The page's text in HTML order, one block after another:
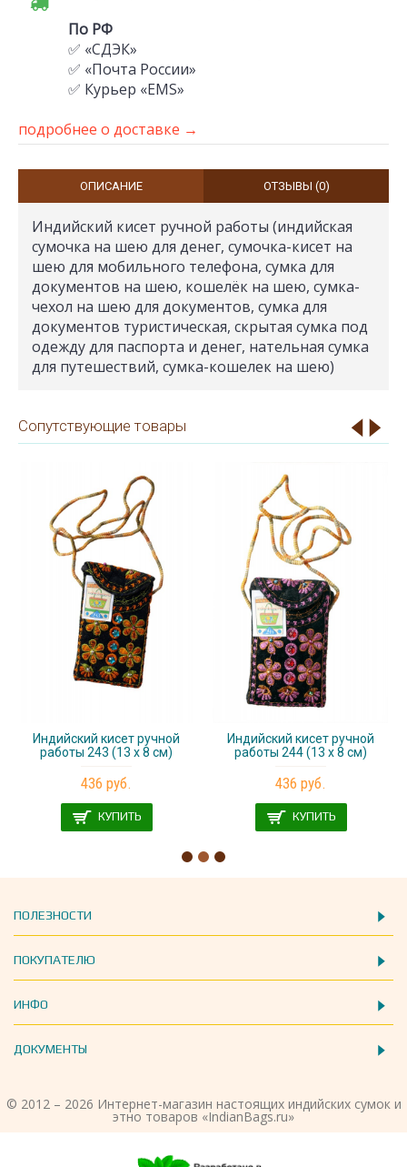
По РФ
✅ «СДЭК»
✅ «Почта России»
✅ Курьер «EMS»
подробнее о доставке →
ОПИСАНИЕ ОТЗЫВЫ (0)
Индийский кисет ручной работы (индийская
сумочка на шею для денег, сумочка-кисет на
шею для мобильного телефона, сумка для
документов на шею, кошелёк на шею, сумка-
чехол на шею для документов, сумка для
документов туристическая, скрытая сумка под
одежду для паспорта и денег, нательная сумка
для путешествий, сумка-кошелек на шею)
Сопутствующие товары
Индийский кисет ручной
работы 243 (13 x 8 см)
436 руб.
КУПИТЬ
Индийский кисет ручной
работы 244 (13 x 8 см)
436 руб.
КУПИТЬ
ПОЛЕЗНОСТИ
ПОКУПАТЕЛЮ
ИНФО
ДОКУМЕНТЫ
© 2012 – 2026 Интернет-магазин настоящих индийских сумок и
этно товаров «IndianBags.ru»